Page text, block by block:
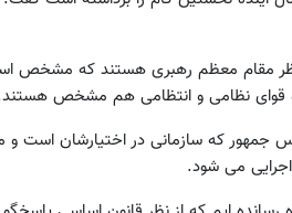
نظر مقام معظم رهبری هستند که
نظامی و انتظامی هم مشخص
جمهور که سازمانی در اختیارشان است